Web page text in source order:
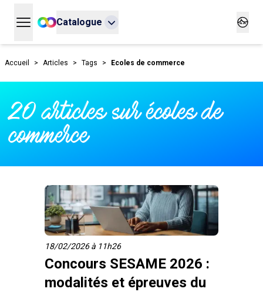
Ouvrir le menu principal
Catalogue
Accueil > Articles > Tags > Ecoles de commerce
20 articles sur écoles de
commerce
18/02/2026 à 11h26
Concours SESAME 2026 :
modalités et épreuves du